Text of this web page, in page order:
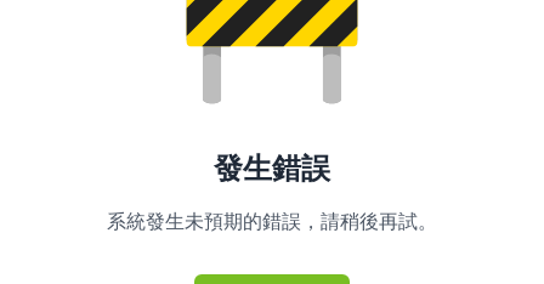
發生錯誤
系統發生未預期的錯誤，請稍後再試。